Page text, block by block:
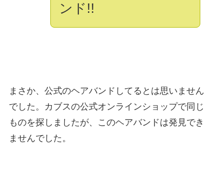
ンド!!
まさか、公式のヘアバンドしてるとは思いません
でした。カブスの公式オンラインショップで同じ
ものを探しましたが、このヘアバンドは発見でき
ませんでした。